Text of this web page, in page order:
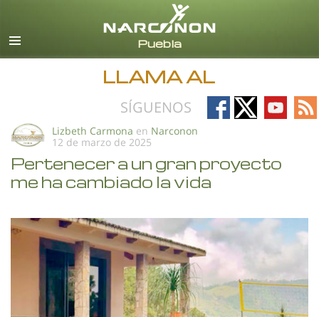
Español
Todas las Regiones/Idiomas
LLAMA AL
SÍGUENOS
Follow
on
Follow
on
Follow
on
on
Lizbeth Carmona en Narconon
12 de marzo de 2025
Pertenecer a un gran proyecto
me ha cambiado la vida